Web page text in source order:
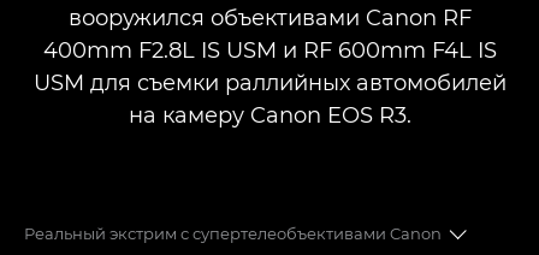
вооружился объективами Canon RF
400mm F2.8L IS USM и RF 600mm F4L IS
USM для съемки раллийных автомобилей
на камеру Canon EOS R3.
Реальный экстрим с супертелеобъективами Canon